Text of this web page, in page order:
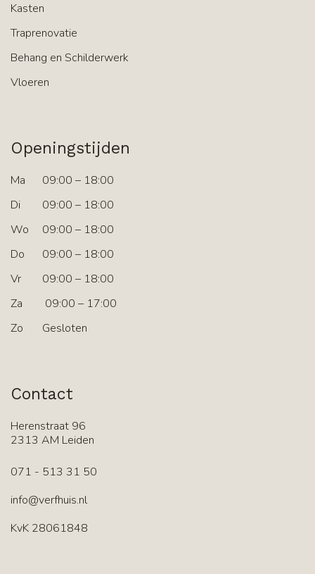
Kasten
Traprenovatie
Behang en Schilderwerk
Vloeren
Openingstijden
Ma
09:00 – 18:00
Di
09:00 – 18:00
Wo
09:00 – 18:00
Do
09:00 – 18:00
Vr
09:00 – 18:00
Za
09:00 – 17:00
Zo
Gesloten
Contact
Herenstraat 96
2313 AM Leiden
071 - 513 31 50
info@verfhuis.nl
KvK 28061848